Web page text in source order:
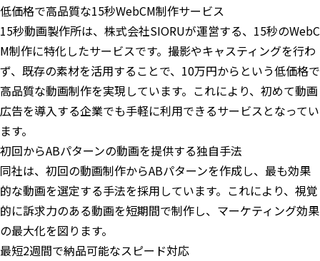
低価格で高品質な15秒WebCM制作サービス
15秒動画製作所は、株式会社SIORUが運営する、15秒のWebC
M制作に特化したサービスです。撮影やキャスティングを行わ
ず、既存の素材を活用することで、10万円からという低価格で
高品質な動画制作を実現しています。これにより、初めて動画
広告を導入する企業でも手軽に利用できるサービスとなってい
ます。
初回からABパターンの動画を提供する独自手法
同社は、初回の動画制作からABパターンを作成し、最も効果
的な動画を選定する手法を採用しています。これにより、視覚
的に訴求力のある動画を短期間で制作し、マーケティング効果
の最大化を図ります。
最短2週間で納品可能なスピード対応